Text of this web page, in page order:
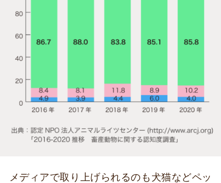
メディアで取り上げられるのも犬猫などペッ